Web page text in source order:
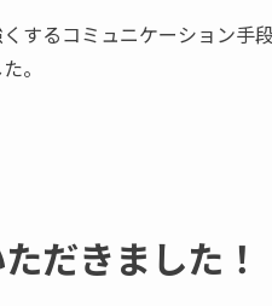
するコミュニケーション手
。
だきました！